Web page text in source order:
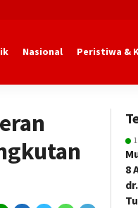
Nasional Peristiwa &
8